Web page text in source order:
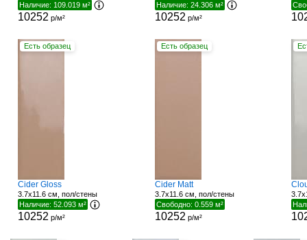
Наличие: 109.019 м²
10252 р/м²
Наличие: 24.306 м²
10252 р/м²
Есть образец
Cider Gloss
3.7x11.6 см, пол/стены
Наличие: 52.093 м²
10252 р/м²
Есть образец
Cider Matt
3.7x11.6 см, пол/стены
Свободно: 0.559 м²
10252 р/м²